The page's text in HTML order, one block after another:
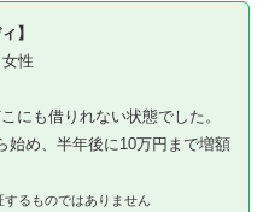
】
性
にも借りれない状態でした。
始め、半年後に10万円まで増額
るものではありません